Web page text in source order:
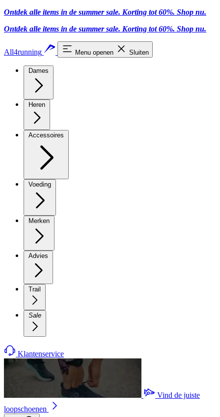
Ontdek alle items in de summer sale. Korting tot 60%. Shop nu.
Ontdek alle items in de summer sale. Korting tot 60%. Shop nu.
All4running Menu openen Sluiten
Dames
Heren
Accessoires
Voeding
Merken
Advies
Trail
Sale
Klantenservice
Vind de juiste
loopschoenen